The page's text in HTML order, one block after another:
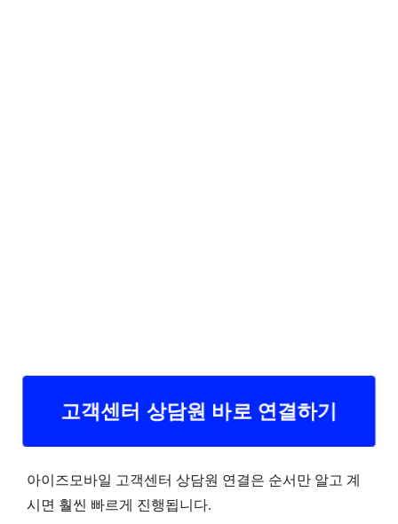
고객센터 상담원 바로 연결하기
아이즈모바일 고객센터 상담원 연결은 순서만 알고 계
시면 훨씬 빠르게 진행됩니다.